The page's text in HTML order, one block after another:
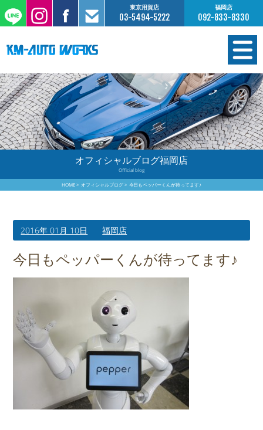
東京用賀店
03-5494-5222
福岡店
092-833-8330
在庫情報
オーダー販売
工場サービス
保証について
買取査定のご案内
店舗案内
会社概要
オフィシャルブログ福岡店
Official blog
HOME オフィシャルブログ 今日もペッパーくんが待ってます♪
2016年 01月 10日 福岡店
今日もペッパーくんが待ってます♪